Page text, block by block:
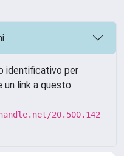
identificativo per
un link a questo
20.500.142